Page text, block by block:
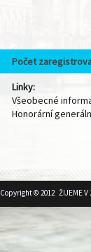
Počet
Linky:
Všeobecné
Honorární
Copyright © 2012 ŽIJEME